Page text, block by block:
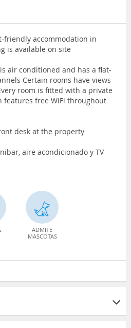
friendly accommodation in
is available on site
air conditioned and has a flat-
Certain rooms have views
room is fitted with a private
features free WiFi throughout
desk at the property
aire acondicionado y TV
ADMITE
MASCOTAS